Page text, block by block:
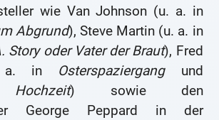
wie Van Johnson (u. a. in
Abgrund), Steve Martin (u. a. in
Story oder Vater der Braut), Fred
a. in Osterspaziergangund
) sowie den
George Peppard in der